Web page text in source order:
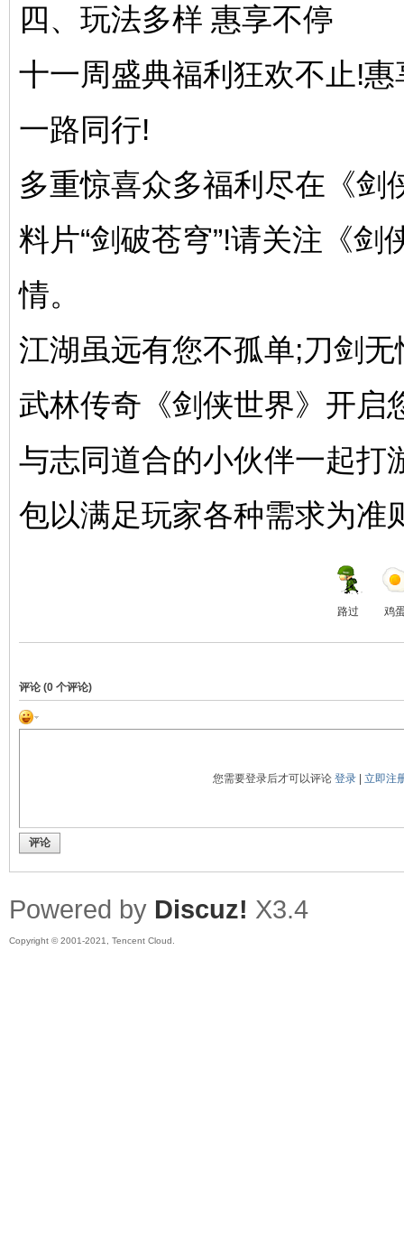
四、玩法多样 惠享不停
十一周盛典福利狂欢不止!
一路同行!
多重惊喜众多福利尽在《剑
料片“剑破苍穹”!请关注《
情。
江湖虽远有您不孤单;刀剑
武林传奇《剑侠世界》开启
与志同道合的小伙伴一起打
包以满足玩家各种需求为准
路过 鸡
评论 (0个评论)
您需要登录后才可以评论 登录| 立即注
评论
Powered by Discuz! X3.4
Copyright © 2001-2021, Tencent Cloud.